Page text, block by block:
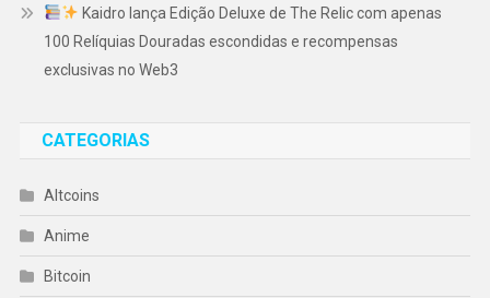
Kaidro lança Edição Deluxe de The Relic com apenas
100 Relíquias Douradas escondidas e recompensas
exclusivas no Web3
CATEGORIAS
Altcoins
Anime
Bitcoin